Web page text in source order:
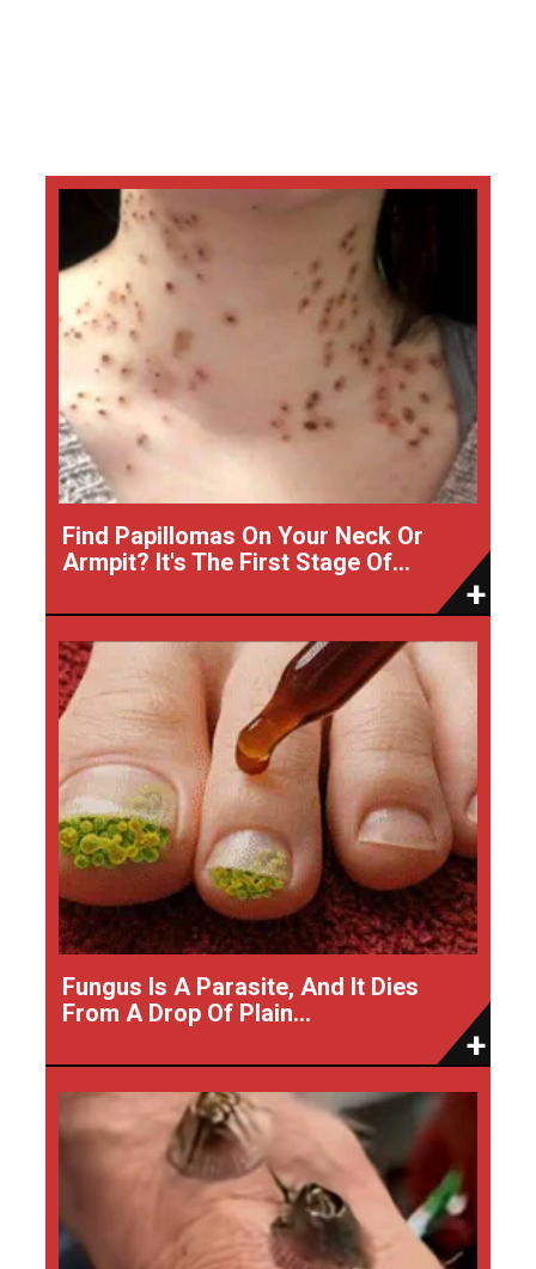
Find Papillomas On Your Neck Or
Armpit? It's The First Stage Of...
Fungus Is A Parasite, And It Dies
From A Drop Of Plain...